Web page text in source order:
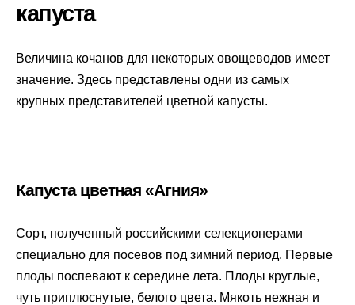
капуста
Величина кочанов для некоторых овощеводов имеет
значение. Здесь представлены одни из самых
крупных представителей цветной капусты.
Капуста цветная «Агния»
Сорт, полученный российскими селекционерами
специально для посевов под зимний период. Первые
плоды поспевают к середине лета. Плоды круглые,
чуть приплюснутые, белого цвета. Мякоть нежная и